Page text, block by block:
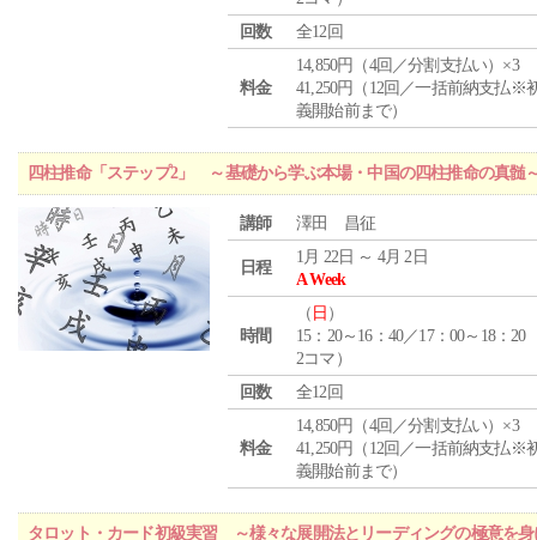
回数
全12回
料金
14,850円（4回／分割支払い）×3
41,250円（12回／一括前納支払※
義開始前まで）
四柱推命「ステップ2」 ～基礎から学ぶ本場・中国の四柱推命の真髄
講師 澤田 昌征
日程
1月 22日 ～ 4月 2日
A Week
時間
（ 日 ）
15：20～16：40／17：00～18：20
2コマ）
回数
全12回
料金
14,850円（4回／分割支払い）×3
41,250円（12回／一括前納支払※
義開始前まで）
タロット・カード初級実習 ～様々な展開法とリーディングの極意を身